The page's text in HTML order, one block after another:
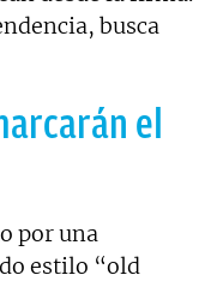
busca
el
por una
estilo “old